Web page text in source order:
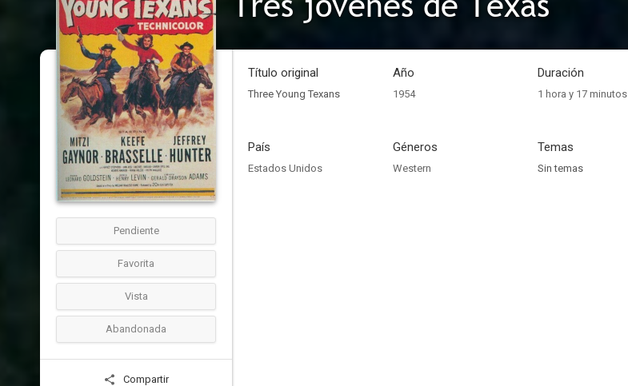
Pendiente
Favorita
Vista
Abandonada
Compartir
Título original
Three Young Texans
Año
1954
Duración
1 hora y 17 minutos
País
Estados Unidos
Géneros
Western
Temas
Sin temas